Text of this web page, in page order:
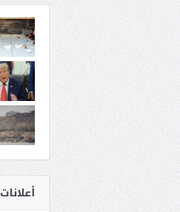
أعلانات